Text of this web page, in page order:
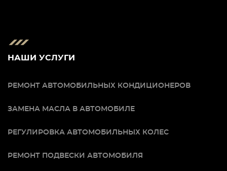
НАШИ УСЛУГИ
РЕМОНТ АВТОМОБИЛЬНЫХ КОНДИЦИОНЕРОВ
ЗАМЕНА МАСЛА В АВТОМОБИЛЕ
РЕГУЛИРОВКА АВТОМОБИЛЬНЫХ КОЛЕС
РЕМОНТ ПОДВЕСКИ АВТОМОБИЛЯ